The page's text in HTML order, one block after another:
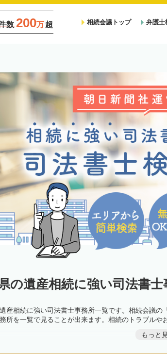
数 200万超 相続会議トップ 弁護士
の遺産相続に強い司法書士
産相続に強い司法書士事務所一覧です。相続会議
所を一覧で見ることが出来ます。相続のトラブル
もっと